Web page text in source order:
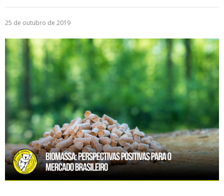
25 de outubro de 2019
Atendimento
Blog
Denúncias
Relatório Transparência
Trabalhe Conosco